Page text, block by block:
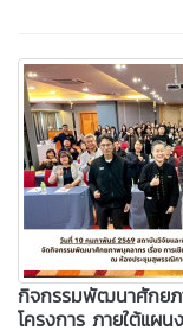
กิจกรรมพัฒนาศักยภ
โครงการ ภายใต้แผน